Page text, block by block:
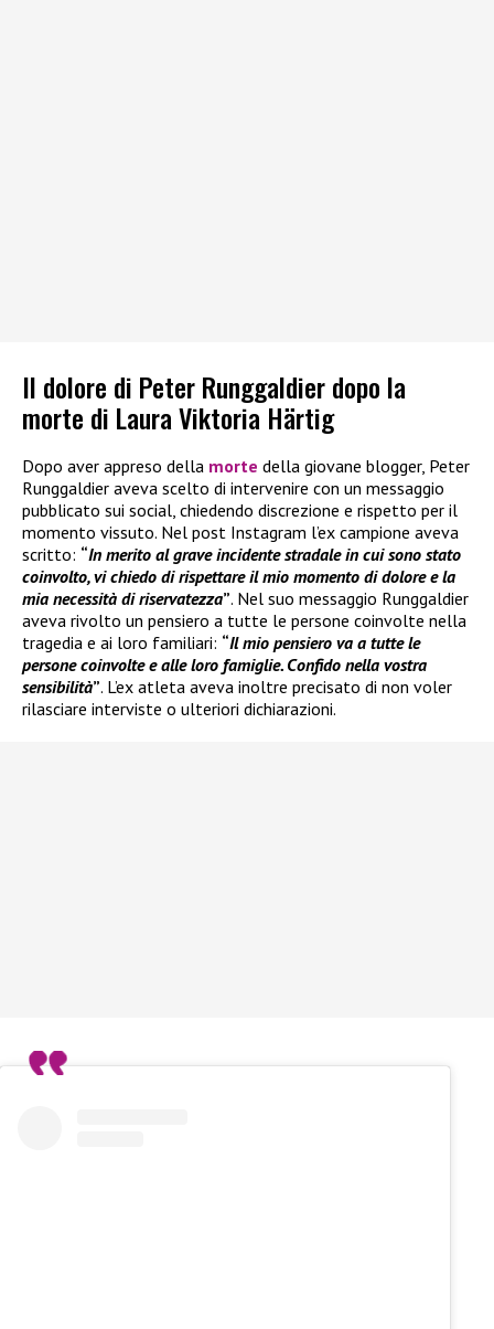
Il dolore di Peter Runggaldier dopo la
morte di Laura Viktoria Härtig
Dopo aver appreso della morte della giovane blogger, Peter
Runggaldier aveva scelto di intervenire con un messaggio
pubblicato sui social, chiedendo discrezione e rispetto per il
momento vissuto. Nel post Instagram l’ex campione aveva
scritto: “In merito al grave incidente stradale in cui sono stato
coinvolto, vi chiedo di rispettare il mio momento di dolore e la
mia necessità di riservatezza”. Nel suo messaggio Runggaldier
aveva rivolto un pensiero a tutte le persone coinvolte nella
tragedia e ai loro familiari: “Il mio pensiero va a tutte le
persone coinvolte e alle loro famiglie. Confido nella vostra
sensibilità”. L’ex atleta aveva inoltre precisato di non voler
rilasciare interviste o ulteriori dichiarazioni.